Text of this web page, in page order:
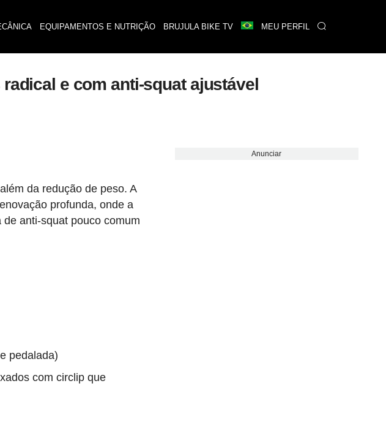
EQUIPAMENTOS E NUTRIÇÃO BRUJULA BIKE TV MEU PERFIL
e com anti-squat ajustável
da redução de peso. A
profunda, onde a
anti-squat pouco comum
pedalada)
com circlip que
Anunciar